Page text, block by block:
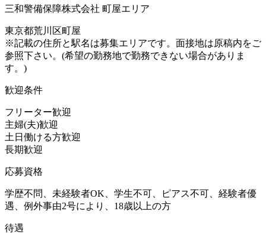
三和警備保障株式会社 町屋エリア
東京都荒川区町屋
※記載の住所と駅名は募集エリアです。面接地は原稿内をご
参照下さい。(希望の勤務地で勤務できない場合がありま
す。)
歓迎条件
フリーター歓迎
主婦(夫)歓迎
土日働ける方歓迎
長期歓迎
応募資格
学歴不問、未経験者OK、学生不可、ピアス不可、経験者優
遇、例外事由2号により、18歳以上の方
待遇